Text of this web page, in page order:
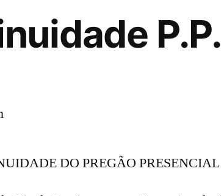
DO PREGÃO PRESENCIAL